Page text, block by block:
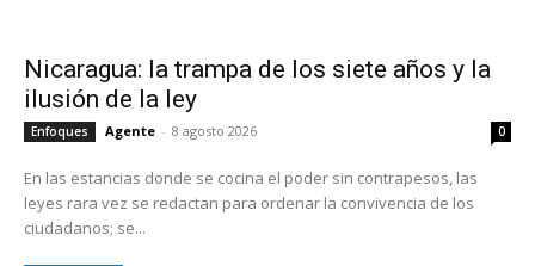
Nicaragua: la trampa de los siete años y la
ilusión de la ley
Enfoques Agente - 8 agosto 2026 0
En las estancias donde se cocina el poder sin contrapesos, las
leyes rara vez se redactan para ordenar la convivencia de los
ciudadanos; se...